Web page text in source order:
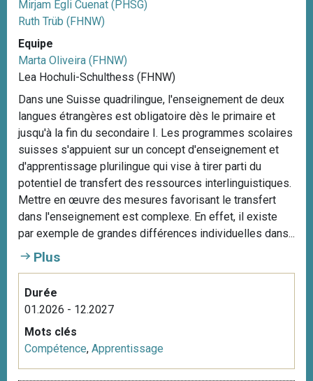
Mirjam Egli Cuenat (PHSG)
Ruth Trüb (FHNW)
Equipe
Marta Oliveira (FHNW)
Lea Hochuli-Schulthess (FHNW)
Dans une Suisse quadrilingue, l'enseignement de deux
langues étrangères est obligatoire dès le primaire et
jusqu'à la fin du secondaire I. Les programmes scolaires
suisses s'appuient sur un concept d'enseignement et
d'apprentissage plurilingue qui vise à tirer parti du
potentiel de transfert des ressources interlinguistiques.
Mettre en œuvre des mesures favorisant le transfert
dans l'enseignement est complexe. En effet, il existe
par exemple de grandes différences individuelles dans...
Plus
Durée
01.2026 - 12.2027
Mots clés
Compétence, Apprentissage